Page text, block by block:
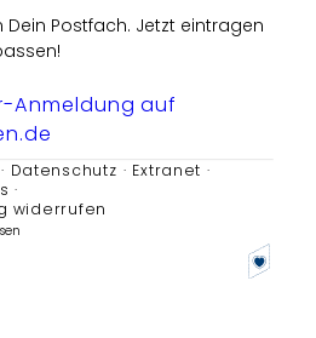
Postfach. Jetzt eintragen
Anmeldung auf
Datenschutz
Extranet
widerrufen